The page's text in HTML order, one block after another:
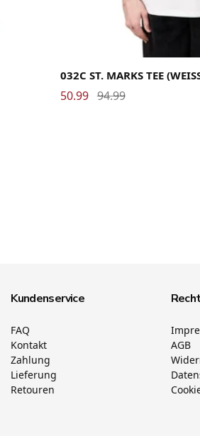
X-Large
032C ST. MARKS TEE
50.99 94.99
Kundenservice
FAQ
Kontakt
Zahlung
Lieferung
Retouren
AGB